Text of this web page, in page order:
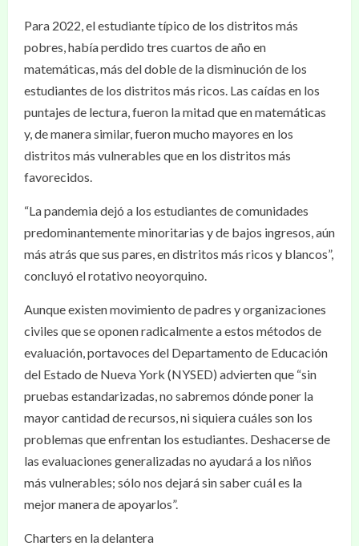
Para 2022, el estudiante típico de los distritos más
pobres, había perdido tres cuartos de año en
matemáticas, más del doble de la disminución de los
estudiantes de los distritos más ricos. Las caídas en los
puntajes de lectura, fueron la mitad que en matemáticas
y, de manera similar, fueron mucho mayores en los
distritos más vulnerables que en los distritos más
favorecidos.
“La pandemia dejó a los estudiantes de comunidades
predominantemente minoritarias y de bajos ingresos, aún
más atrás que sus pares, en distritos más ricos y blancos”,
concluyó el rotativo neoyorquino.
Aunque existen movimiento de padres y organizaciones
civiles que se oponen radicalmente a estos métodos de
evaluación, portavoces del Departamento de Educación
del Estado de Nueva York (NYSED) advierten que “sin
pruebas estandarizadas, no sabremos dónde poner la
mayor cantidad de recursos, ni siquiera cuáles son los
problemas que enfrentan los estudiantes. Deshacerse de
las evaluaciones generalizadas no ayudará a los niños
más vulnerables; sólo nos dejará sin saber cuál es la
mejor manera de apoyarlos”.
Charters en la delantera